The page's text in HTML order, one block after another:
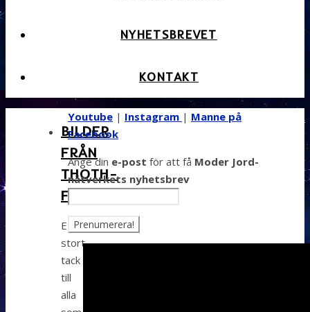
NYHETSBREVET
KONTAKT
BILDER
FRÅN
THOTH-
FESTIVALEN
Ett
stort
tack
till
alla
Youtube | Instagram | Manne på
Facebook
Ange din e-post för att få Moder Jord-
nätverkets nyhetsbrev